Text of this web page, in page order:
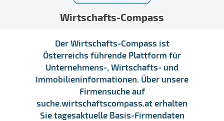
Wirtschafts-Compass
Der Wirtschafts-Compass ist
Österreichs führende Plattform für
Unternehmens-, Wirtschafts- und
Immobilieninformationen. Über unsere
Firmensuche auf
suche.wirtschaftscompass.at erhalten
Sie tagesaktuelle Basis-Firmendaten